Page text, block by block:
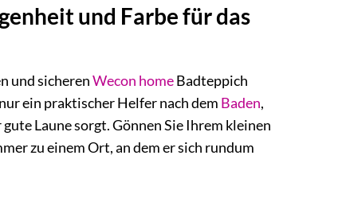
und Farbe für das
und sicherenWecon homeBadteppich
ein praktischer Helfer nach dem Baden,
Laune sorgt. Gönnen Sie Ihrem kleinen
zu einem Ort, an dem er sich rundum